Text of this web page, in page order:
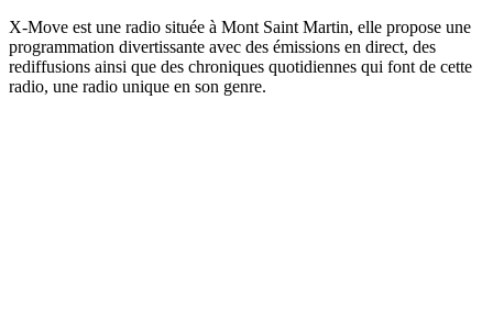
X-Move est une radio située à Mont Saint Martin, elle propose une
programmation divertissante avec des émissions en direct, des
rediffusions ainsi que des chroniques quotidiennes qui font de cette
radio, une radio unique en son genre.